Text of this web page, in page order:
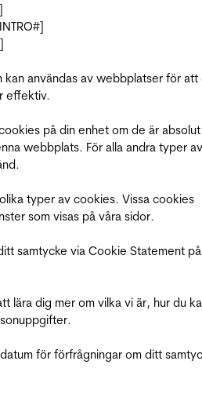
användas av webbplatser för att
effektiv.
på din enhet om de är absolut
webbplats. För alla andra typer av
typer av cookies. Vissa cookies
som visas på våra sidor.
samtycke via Cookie Statement
lära dig mer om vilka vi är, hur du
för förfrågningar om ditt